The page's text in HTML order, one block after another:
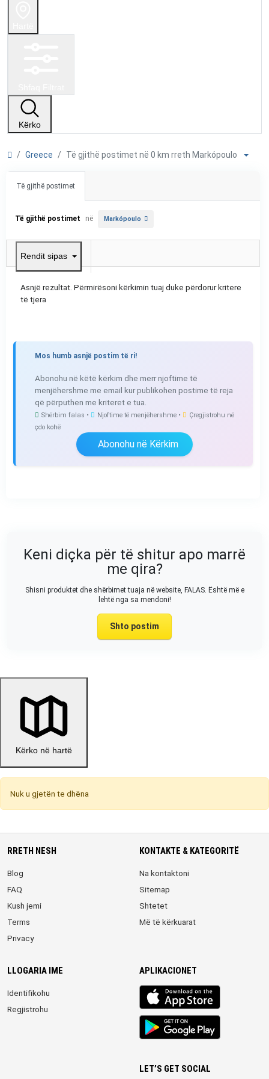
Kërko
Greece Të gjithë postimet në 0 km rreth Markópoulo
Të gjithë postimet
Të gjithë postimet në Markópoulo
Rendit sipas
Asnjë rezultat. Përmirësoni kërkimin tuaj duke përdorur kritere
të tjera
Mos humb asnjë postim të ri!
Abonohu në këtë kërkim dhe merr njoftime të
menjëhershme me email kur publikohen postime të reja
që përputhen me kriteret e tua.
Shërbim falas • Njoftime të menjëhershme •
Çregjistrohu në
çdo kohë
Abonohu në Kërkim
Keni diçka për të shitur apo marrë
me qira?
Shisni produktet dhe shërbimet tuaja në website, FALAS. Është më e
lehtë nga sa mendoni!
Shto postim
Kërko në hartë
Nuk u gjetën te dhëna
RRETH NESH
Blog
FAQ
Kush jemi
Terms
Privacy
KONTAKTE & KATEGORITË
Na kontaktoni
Sitemap
Shtetet
Më të kërkuarat
LLOGARIA IME
Identifikohu
Regjistrohu
APLIKACIONET
iOS
app
Android
App
LET’S GET SOCIAL